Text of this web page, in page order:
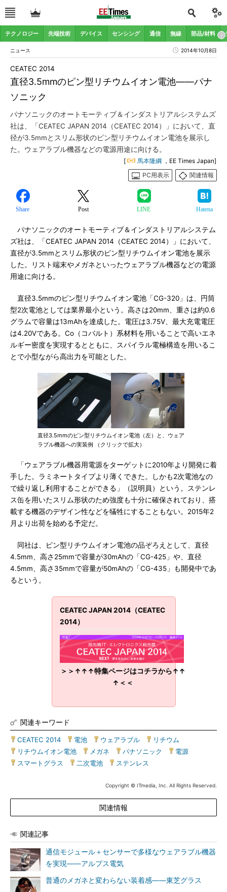
テクノロジー 先端技術 デバイス センシング 通信 無線 部品/材料
ニュース 2014年10月8日
直径3.5mmのピン型リチウムイオン電池――パナ
ソニック
CEATEC 2014
パナソニックのオートモーティブ＆インダストリアルシステムズ
社は、「CEATEC JAPAN 2014（CEATEC 2014）」において、直
径が3.5mmとスリム形状のピン型リチウムイオン電池を展示し
た。ウェアラブル機器などの電源用途に向ける。
[ 馬本隆綱 ，EE Times Japan]
PC用表示
関連情報
Share Post LINE Hatena
パナソニックのオートモーティブ＆インダストリアルシステム
ズ社は、「CEATEC JAPAN 2014（CEATEC 2014）」において、
直径が3.5mmとスリム形状のピン型リチウムイオン電池を展示
した。リスト端末やメガネといったウェアラブル機器などの電源
用途に向ける。
直径3.5mmのピン型リチウムイオン電池「CG-320」は、円筒
型2次電池としては業界最小という。高さは20mm、重さは約0.6
グラムで容量は13mAhを達成した。電圧は3.75V、最大充電電圧
は4.20Vである。Co（コバルト）系材料を用いることで高いエネ
ルギー密度を実現するとともに、スパイラル電極構造を用いるこ
とで小型ながら高出力を可能とした。
直径3.5mmのピン型リチウムイオン電池（左）と、ウェア
ラブル機器への実装例 （クリックで拡大）
「ウェアラブル機器用電源をターゲットに2010年より開発に着
手した。ラミネートタイプより薄くできた。しかも2次電池なの
で繰り返し利用することができる」（説明員）という。ステンレ
ス缶を用いたスリム形状のため強度も十分に確保されており、搭
載する機器のデザイン性などを犠牲にすることもない。2015年2
月より出荷を始める予定だ。
同社は、ピン型リチウムイオン電池の品ぞろえとして、直径
4.5mm、高さ25mmで容量が30mAhの「CG-425」や、直径
4.5mm、高さ35mmで容量が50mAhの「CG-435」も開発中であ
るという。
CEATEC JAPAN 2014（CEATEC
2014）
＞＞↑↑↑特集ページはコチラから↑↑
↑＜＜
関連キーワード
CEATEC 2014 電池 ウェアラブル リチウム
リチウムイオン電池
メガネ パナソニック 電源
スマートグラス
二次電池 ステンレス
Copyright © ITmedia, Inc. All Rights Reserved.
関連情報
関連記事
通信モジュール＋センサーで多様なウェアラブル機器
を実現――アルプス電気
普通のメガネと変わらない装着感――東芝グラス